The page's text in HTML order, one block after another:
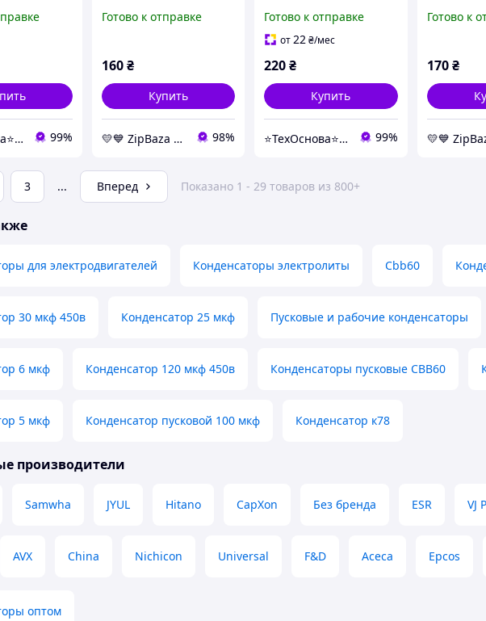
⭐️ТехОснова⭐️ - оригинальные запчасти в технику для дома 99%
клеммами (Piranil) -
Готово к отправке
160₴
Купить
💛💙️ ZipBaza 💛💙️ запчасти для бытовой техники 98%
клеммами (Piranil)
Готово к отправке
от22₴/мес
220₴
Купить
⭐️ТехОснова⭐️ - оригинальные запчасти в технику для дома 99%
клеммами
Готово к
170 ₴
3 ... Вперед Показано 1 - 29 товаров из 800+
для электродвигателей Конденсаторы электролиты Cbb60
30 мкф 450в Конденсатор 25 мкф Пусковые и рабочие конденсаторы
6 мкф Конденсатор 120 мкф 450в Конденсаторы пусковые СВВ60
5 мкф Конденсатор пусковой 100 мкф Конденсатор к78
производители
Samwha JYUL Hitano CapXon Без бренда ESR VJ
AVX China Nichicon Universal F&D Асеса Epcos
оптом